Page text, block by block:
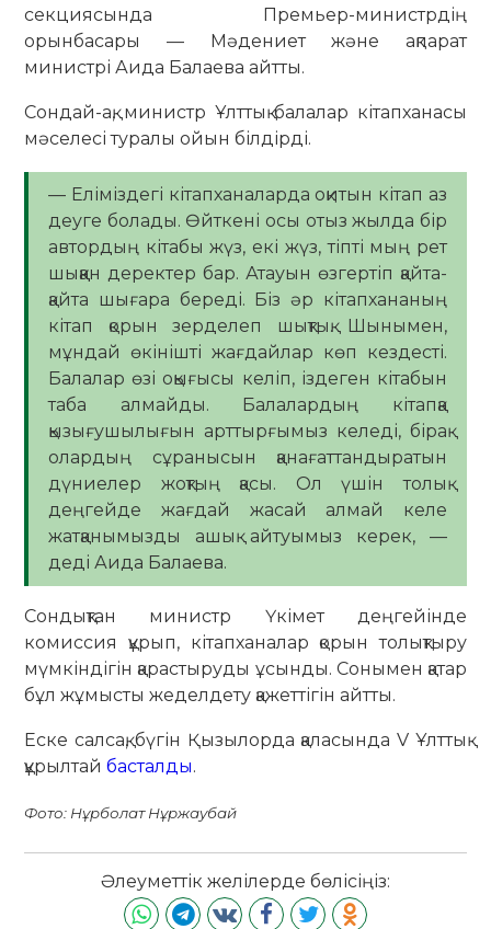
секциясында Премьер-министрдің
орынбасары — Мәдениет және ақпарат
министрі Аида Балаева айтты.
Сондай-ақ, министр Ұлттық балалар кітапханасы
мәселесі туралы ойын білдірді.
— Еліміздегі кітапханаларда оқитын кітап аз
деуге болады. Өйткені осы отыз жылда бір
автордың кітабы жүз, екі жүз, тіпті мың рет
шыққан деректер бар. Атауын өзгертіп қайта-
қайта шығара береді. Біз әр кітапхананың
кітап қорын зерделеп шықтық. Шынымен,
мұндай өкінішті жағдайлар көп кездесті.
Балалар өзі оқығысы келіп, іздеген кітабын
таба алмайды. Балалардың кітапқа
қызығушылығын арттырғымыз келеді, бірақ
олардың сұранысын қанағаттандыратын
дүниелер жоқтың қасы. Ол үшін толық
деңгейде жағдай жасай алмай келе
жатқанымызды ашық айтуымыз керек, —
деді Аида Балаева.
Сондықтан министр Үкімет деңгейінде
комиссия құрып, кітапханалар қорын толықтыру
мүмкіндігін қарастыруды ұсынды. Сонымен қатар
бұл жұмысты жеделдету қажеттігін айтты.
Еске салсақ, бүгін Қызылорда қаласында V Ұлттық
құрылтайбасталды.
Фото: Нұрболат Нұржаубай
Әлеуметтік желілерде бөлісіңіз: